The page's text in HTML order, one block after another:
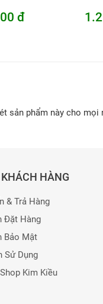
đ
sản phẩm này cho
HÀNG
& Trả Hàng
Đặt Hàng
Bảo Mật
Sử Dụng
Kim Kiều